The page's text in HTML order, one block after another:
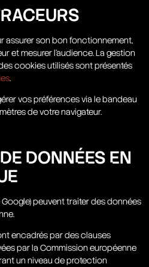
assurer son bon fonctionnement,
et mesurer l’audience. La gestion
cookies utilisés sont présentés
.
vos préférences via le bandeau
de votre navigateur.
DONNÉES EN
peuvent traiter des données
encadrés par des clauses
par la Commission européenne
un niveau de protection